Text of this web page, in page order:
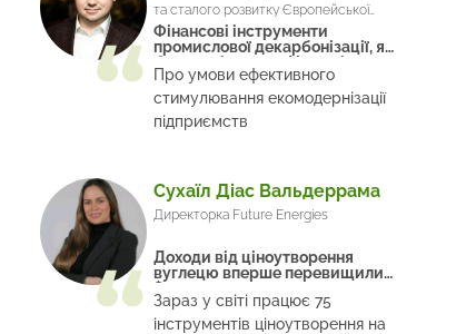
та сталого розвитку Європейської
Бізнес Асоціації
Фінансові інструменти
промислової декарбонізації, які
будуть дієвими в Україні
Про умови ефективного
стимулювання екомодернізації
підприємств
Сухаїл Діас Вальдеррама
Директорка Future Energies
Доходи від ціноутворення
вуглецю вперше перевищили
$100 млрд
Зараз у світі працює 75
інструментів ціноутворення на